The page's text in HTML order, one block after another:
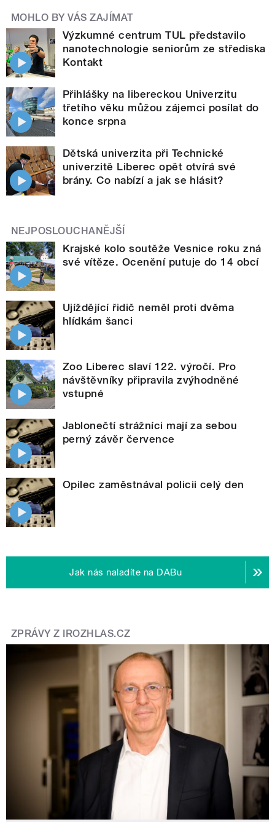
MOHLO BY VÁS ZAJÍMAT
Výzkumné centrum TUL představilo
nanotechnologie seniorům ze střediska
Kontakt
Přihlášky na libereckou Univerzitu
třetího věku můžou zájemci posílat do
konce srpna
Dětská univerzita při Technické
univerzitě Liberec opět otvírá své
brány. Co nabízí a jak se hlásit?
NEJPOSLOUCHANĚJŠÍ
Krajské kolo soutěže Vesnice roku zná
své vítěze. Ocenění putuje do 14 obcí
Ujíždějící řidič neměl proti dvěma
hlídkám šanci
Zoo Liberec slaví 122. výročí. Pro
návštěvníky připravila zvýhodněné
vstupné
Jablonečtí strážníci mají za sebou
perný závěr července
Opilec zaměstnával policii celý den
Jak nás naladíte na DABu
ZPRÁVY Z IROZHLAS.CZ